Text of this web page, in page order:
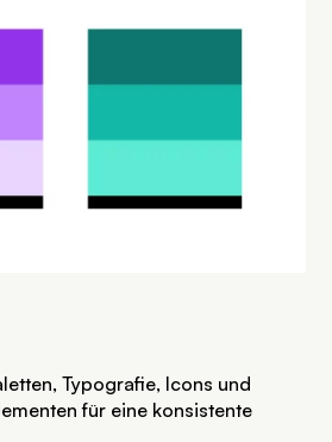
Typografie, Icons und
für eine konsistente